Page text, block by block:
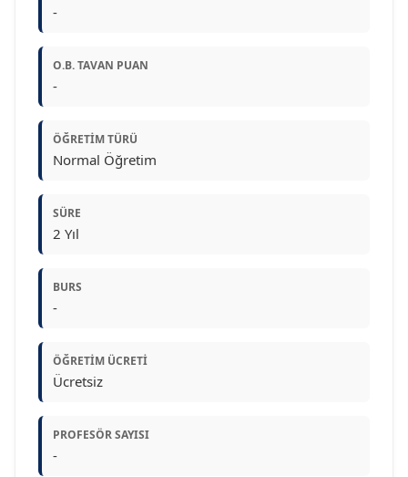
-
O.B. TAVAN PUAN
-
ÖĞRETIM TÜRÜ
Normal Öğretim
SÜRE
2 Yıl
BURS
-
ÖĞRETIM ÜCRETI
Ücretsiz
PROFESÖR SAYISI
-